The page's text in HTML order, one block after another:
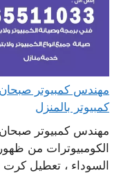
كمبيوتر بالمنزل
مهندس كمبيوتر
الكومبيوترات من
السوداء ، تعطيل